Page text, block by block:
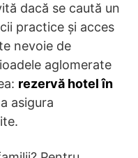
dacă se caută un
practice și acces
nevoie de
aglomerate
rezervă hotel în
asigura